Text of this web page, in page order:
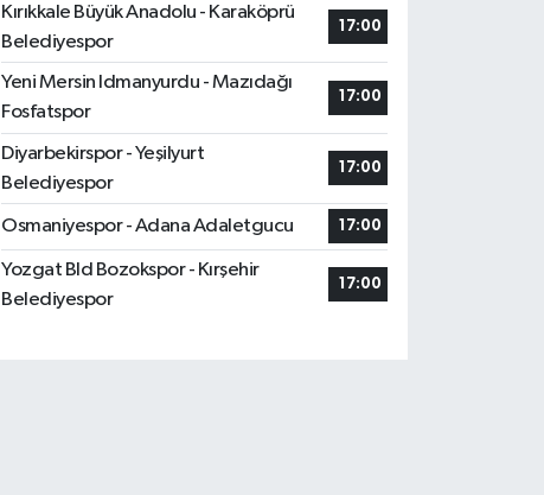
Kırıkkale Büyük Anadolu - Karaköprü
Belediyespor
17:00
Yeni Mersin Idmanyurdu - Mazıdağı
Fosfatspor
17:00
Diyarbekirspor - Yeşilyurt
Belediyespor
17:00
Osmaniyespor - Adana Adaletgucu 17:00
Yozgat Bld Bozokspor - Kırşehir
Belediyespor
17:00